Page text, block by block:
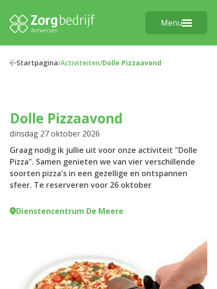
Menu
Startpagina/Activiteiten/Dolle Pizzaavond
Dolle Pizzaavond
dinsdag 27 oktober 2026
Graag nodig ik jullie uit voor onze activiteit "Dolle
Pizza". Samen genieten we van vier verschillende
soorten pizza's in een gezellige en ontspannen
sfeer. Te reserveren voor 26 oktober
Dienstencentrum De Meere